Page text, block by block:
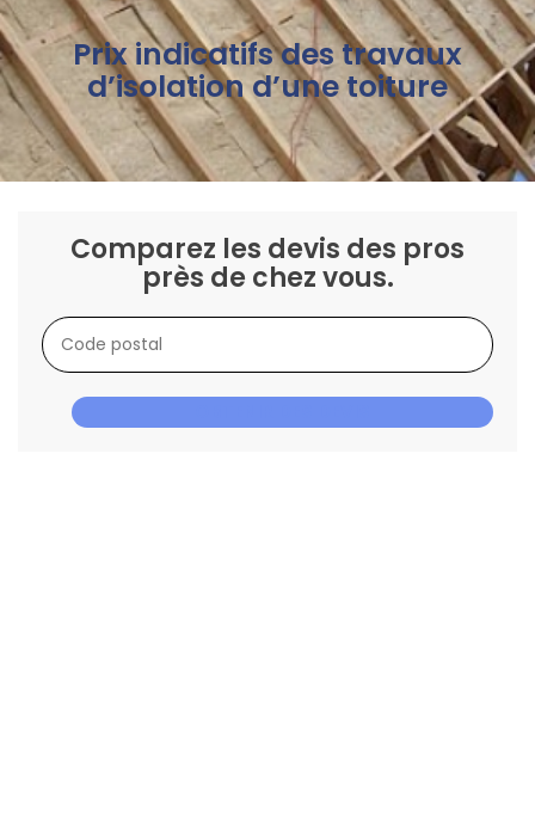
Prix indicatifs des travaux
d’isolation d’une toiture
Comparez les devis des pros
près de chez vous.